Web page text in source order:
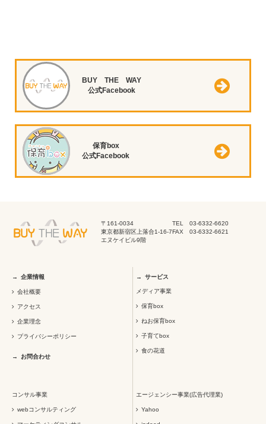
BUY THE WAY
公式Facebook
保育box
公式Facebook
〒161-0034
東京都新宿区上落合1-16-7
エヌケイビル9階
TEL 03-6332-6620
FAX 03-6332-6621
企業情報
会社概要
アクセス
企業理念
プライバシーポリシー
お問合わせ
サービス
メディア事業
保育box
ねお保育box
子育てbox
食の花道
コンサル事業
webコンサルティング
エージェンシー事業(広告代理業)
Yahoo